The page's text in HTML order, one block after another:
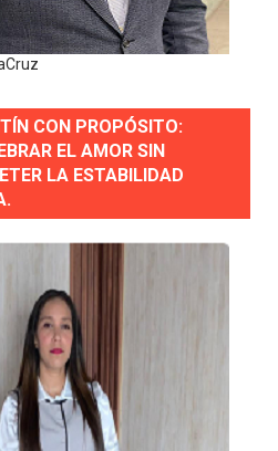
el diálogo social y el trabajo
en salud
CON PROPÓSITO:
EL AMOR SIN
LA ESTABILIDAD